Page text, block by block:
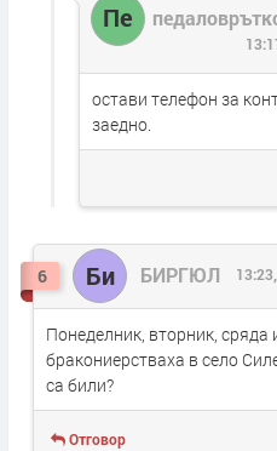
Пе
остави телефон за
заедно.
6 Би БИРГЮЛ
Понеделник, вторник, сряда
бракониерстваха в село
са били?
Отговор